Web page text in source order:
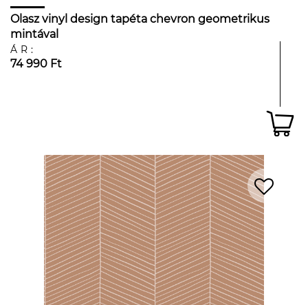
Olasz vinyl design tapéta chevron geometrikus
mintával
ÁR:
74 990 Ft